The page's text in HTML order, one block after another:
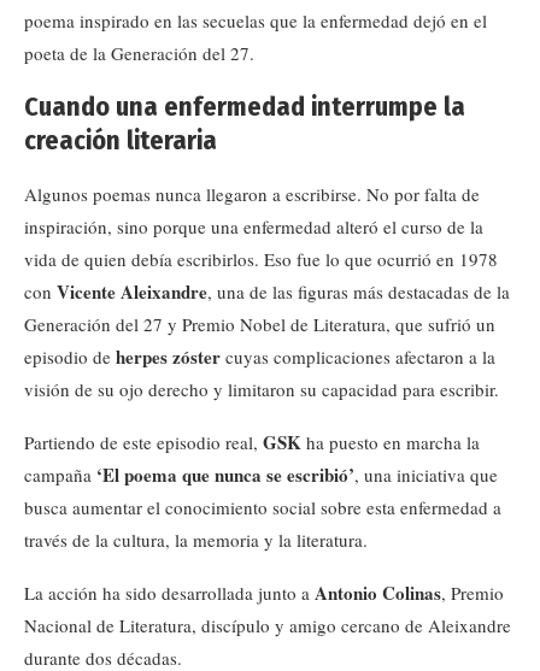
poema inspirado en las secuelas que la enfermedad dejó en el
poeta de la Generación del 27.
Cuando una enfermedad interrumpe la
creación literaria
Algunos poemas nunca llegaron a escribirse. No por falta de
inspiración, sino porque una enfermedad alteró el curso de la
vida de quien debía escribirlos. Eso fue lo que ocurrió en 1978
con Vicente Aleixandre, una de las figuras más destacadas de la
Generación del 27 y Premio Nobel de Literatura, que sufrió un
episodio de herpes zóster cuyas complicaciones afectaron a la
visión de su ojo derecho y limitaron su capacidad para escribir.
Partiendo de este episodio real, GSK ha puesto en marcha la
campaña ‘El poema que nunca se escribió’, una iniciativa que
busca aumentar el conocimiento social sobre esta enfermedad a
través de la cultura, la memoria y la literatura.
La acción ha sido desarrollada junto a Antonio Colinas, Premio
Nacional de Literatura, discípulo y amigo cercano de Aleixandre
durante dos décadas.